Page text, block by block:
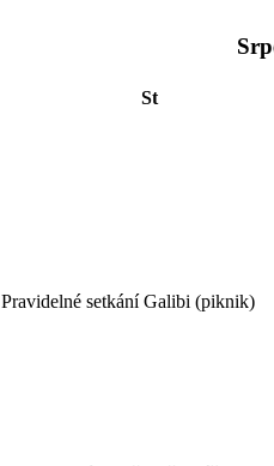
St
Pravidelné setkání Galibi (piknik)